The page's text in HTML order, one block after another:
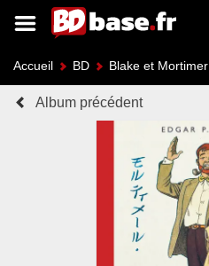
Accueil BD Blake et Mortimer
Album précédent